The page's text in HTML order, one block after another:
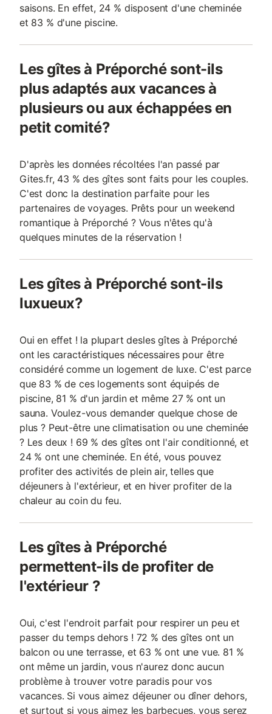
saisons. En effet, 24 % disposent d'une cheminée
et 83 % d'une piscine.
Les gîtes à Préporché sont-ils
plus adaptés aux vacances à
plusieurs ou aux échappées en
petit comité?
D'après les données récoltées l'an passé par
Gites.fr, 43 % des gîtes sont faits pour les couples.
C'est donc la destination parfaite pour les
partenaires de voyages. Prêts pour un weekend
romantique à Préporché ? Vous n'êtes qu'à
quelques minutes de la réservation !
Les gîtes à Préporché sont-ils
luxueux?
Oui en effet ! la plupart desles gîtes à Préporché
ont les caractéristiques nécessaires pour être
considéré comme un logement de luxe. C'est parce
que 83 % de ces logements sont équipés de
piscine, 81 % d'un jardin et même 27 % ont un
sauna. Voulez-vous demander quelque chose de
plus ? Peut-être une climatisation ou une cheminée
? Les deux ! 69 % des gîtes ont l'air conditionné, et
24 % ont une cheminée. En été, vous pouvez
profiter des activités de plein air, telles que
déjeuners à l'extérieur, et en hiver profiter de la
chaleur au coin du feu.
Les gîtes à Préporché
permettent-ils de profiter de
l'extérieur ?
Oui, c'est l'endroit parfait pour respirer un peu et
passer du temps dehors ! 72 % des gîtes ont un
balcon ou une terrasse, et 63 % ont une vue. 81 %
ont même un jardin, vous n'aurez donc aucun
problème à trouver votre paradis pour vos
vacances. Si vous aimez déjeuner ou dîner dehors,
et surtout si vous aimez les barbecues, vous serez